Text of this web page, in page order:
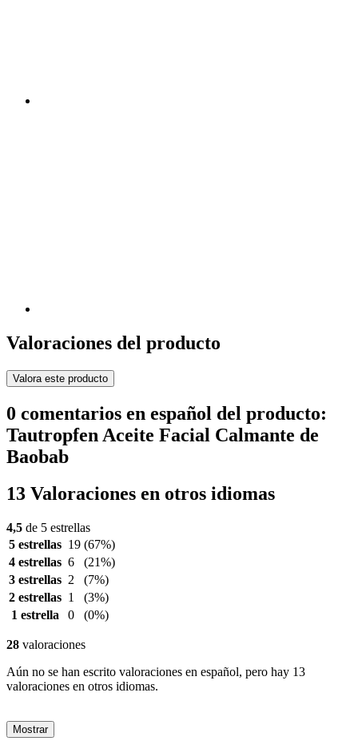
Valoraciones del producto
Valora este producto
0 comentarios en español del producto:
Tautropfen Aceite Facial Calmante de
Baobab
13 Valoraciones en otros idiomas
4,5 de 5 estrellas
5 estrellas 19 (67%)
4 estrellas 6
(21%)
3 estrellas 2
(7%)
2 estrellas 1
(3%)
1 estrella
0 (0%)
28 valoraciones
Aún no se han escrito valoraciones en español, pero hay 13
valoraciones en otros idiomas.
Mostrar